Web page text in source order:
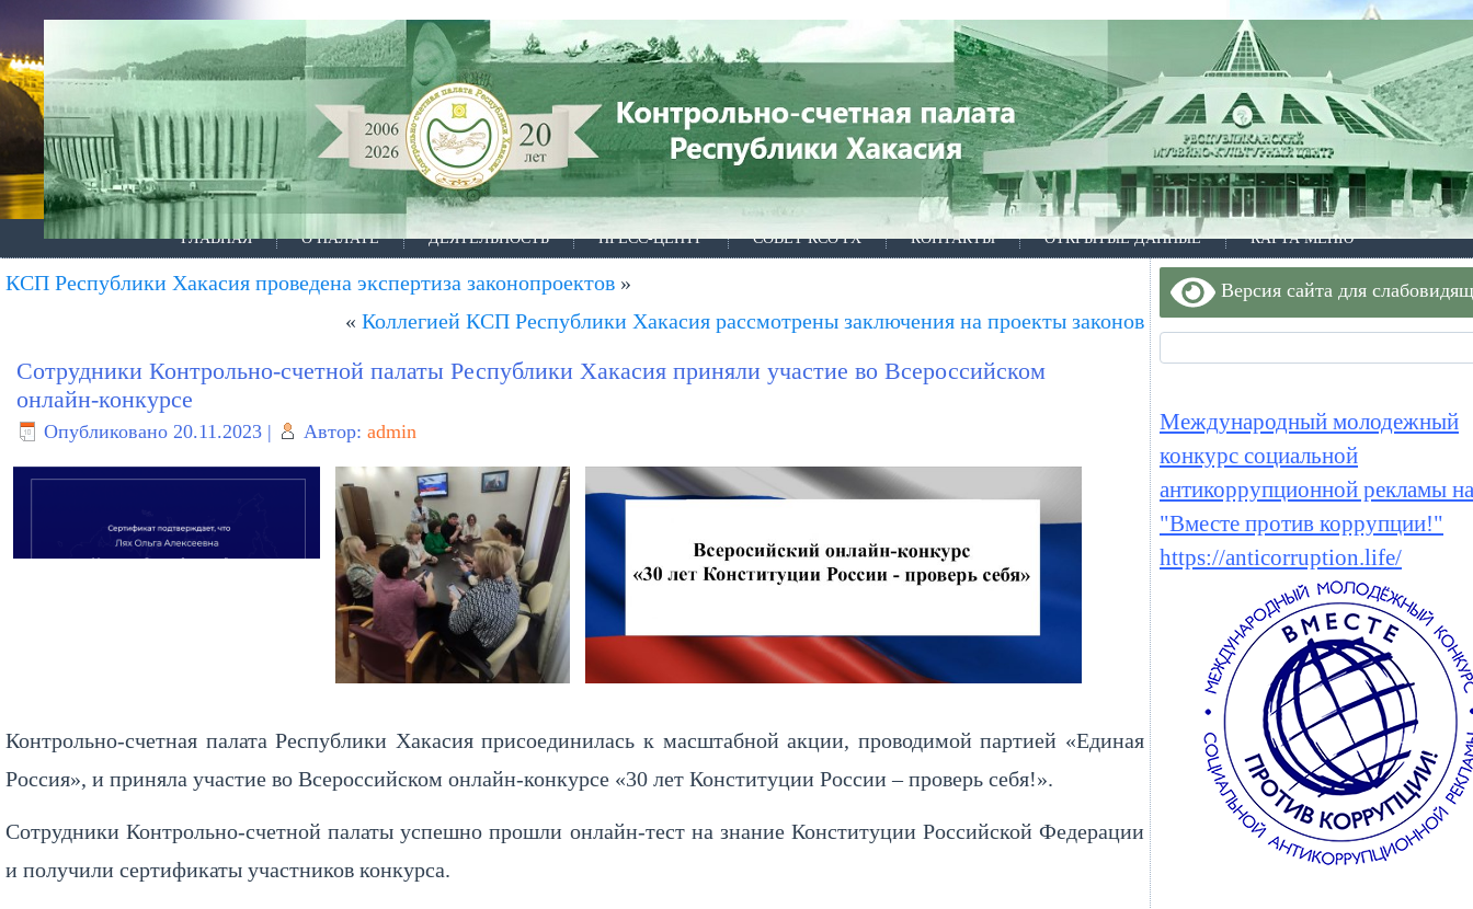
ГЛАВНАЯ О ПАЛАТЕ ДЕЯТЕЛЬНОСТЬ ПРЕСС-ЦЕНТР СОВЕТ КСО РХ КОНТАКТЫ ОТКРЫТЫЕ ДАННЫЕ КАРТА МЕНЮ
КСП Республики Хакасия проведена экспертиза законопроектов »
« Коллегией КСП Республики Хакасия рассмотрены заключения на проекты законов
Сотрудники Контрольно-счетной палаты Республики Хакасия приняли участие во Всероссийском
онлайн-конкурсе
Опубликовано 20.11.2023 | Автор: admin
Контрольно-счетная палата Республики Хакасия присоединилась к масштабной акции, проводимой партией «Единая
Россия», и приняла участие во Всероссийском онлайн-конкурсе «30 лет Конституции России – проверь себя!».
Сотрудники Контрольно-счетной палаты успешно прошли онлайн-тест на знание Конституции Российской Федерации
и получили сертификаты участников конкурса.
Версия сайта для
Международный молодежный
конкурс социальной
антикоррупционной рекламы
"Вместе против коррупции!"
https://anticorruption.life/